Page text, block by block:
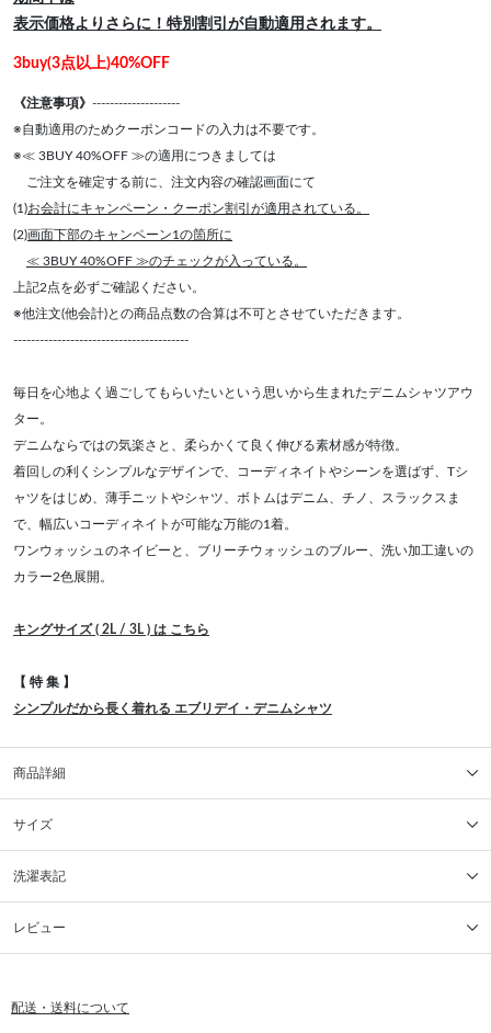
表示価格よりさらに！特別割引が自動適用されます。
3buy(3点以上)40%OFF
《注意事項》 --------------------
※自動適用のためクーポンコードの入力は不要です。
※≪ 3BUY 40%OFF ≫の適用につきましては
ご注文を確定する前に、注文内容の確認画面にて
(1)お会計にキャンペーン・クーポン割引が適用されている。
(2)画面下部のキャンペーン1の箇所に
≪ 3BUY 40%OFF ≫のチェックが入っている。
上記2点を必ずご確認ください。
※他注文(他会計)との商品点数の合算は不可とさせていただきます。
----------------------------------------
毎日を心地よく過ごしてもらいたいという思いから生まれたデニムシャツアウ
ター。
デニムならではの気楽さと、柔らかくて良く伸びる素材感が特徴。
着回しの利くシンプルなデザインで、コーディネイトやシーンを選ばず、Tシ
ャツをはじめ、薄手ニットやシャツ、ボトムはデニム、チノ、スラックスま
で、幅広いコーディネイトが可能な万能の1着。
ワンウォッシュのネイビーと、ブリーチウォッシュのブルー、洗い加工違いの
カラー2色展開。
キングサイズ ( 2L / 3L ) は こちら
【 特 集 】
シンプルだから長く着れる エブリデイ・デニムシャツ
商品詳細
サイズ
洗濯表記
レビュー
配送・送料について